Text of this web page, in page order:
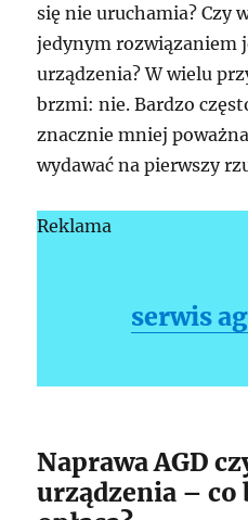
się nie uruchamia? Czy
jedynym rozwiązaniem
urządzenia? W wielu
brzmi: nie. Bardzo
znacznie mniej
wydawać na pierwszy
Reklama
serwis
Naprawa AGD
urządzenia – co